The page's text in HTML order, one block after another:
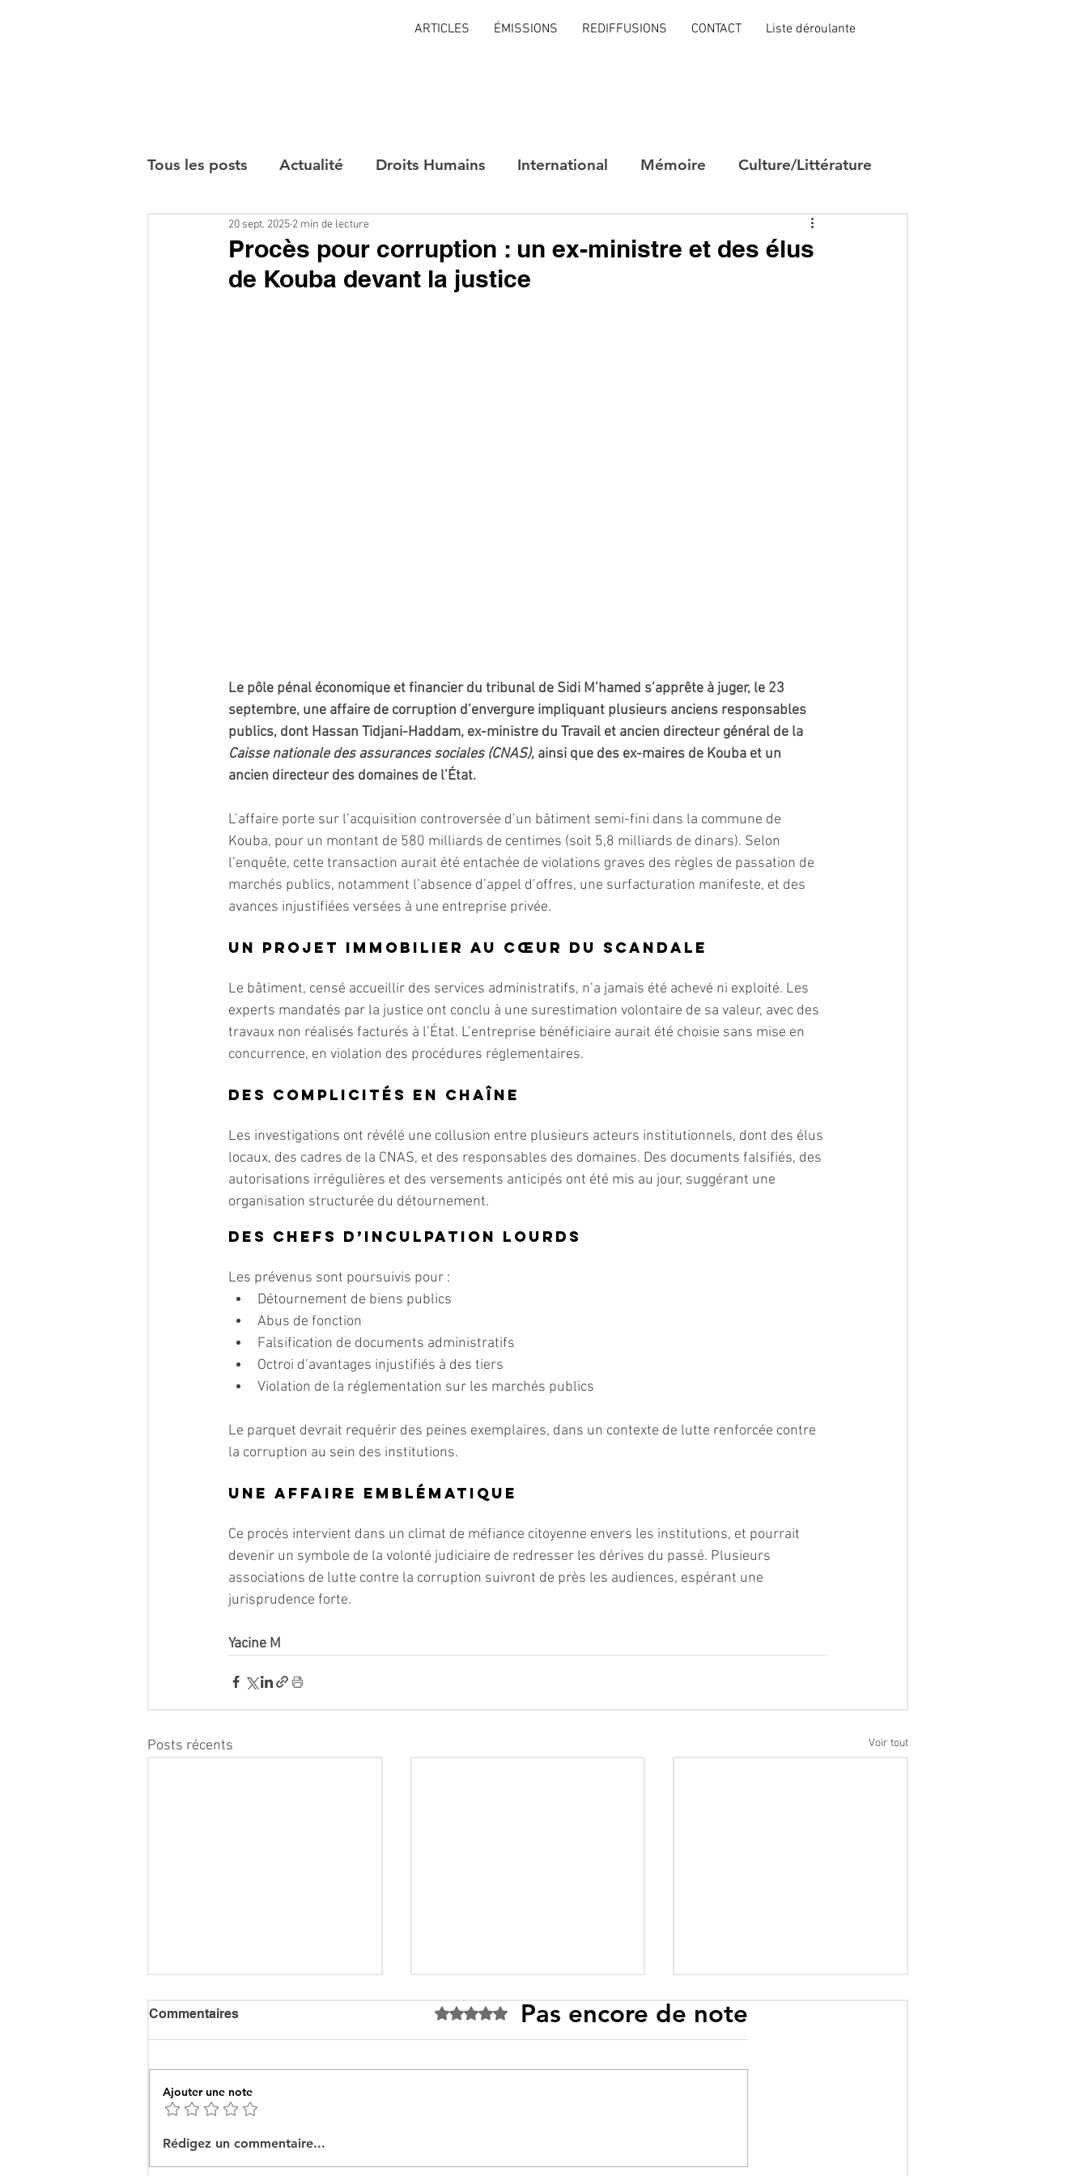
ARTICLES ÉMISSIONS REDIFFUSIONS CONTACT Liste déroulante
Tous les posts Actualité Droits Humains International Mémoire Culture/Littérature
Interviews
Procès pour corruption : un ex-ministre et des élus
de Kouba devant la justice
20 sept. 2025 2 min de lecture
Le pôle pénal économique et financier du tribunal de Sidi M’hamed s’apprête à juger, le 23
septembre, une affaire de corruption d’envergure impliquant plusieurs anciens responsables
publics, dont Hassan Tidjani-Haddam, ex-ministre du Travail et ancien directeur général de la
Caisse nationale des assurances sociales (CNAS), ainsi que des ex-maires de Kouba et un
ancien directeur des domaines de l’État.
L’affaire porte sur l’acquisition controversée d’un bâtiment semi-fini dans la commune de
Kouba, pour un montant de 580 milliards de centimes (soit 5,8 milliards de dinars). Selon
l’enquête, cette transaction aurait été entachée de violations graves des règles de passation de
marchés publics, notamment l’absence d’appel d’offres, une surfacturation manifeste, et des
avances injustifiées versées à une entreprise privée.
Un projet immobilier au cœur du scandale
Le bâtiment, censé accueillir des services administratifs, n’a jamais été achevé ni exploité. Les
experts mandatés par la justice ont conclu à une surestimation volontaire de sa valeur, avec des
travaux non réalisés facturés à l’État. L’entreprise bénéficiaire aurait été choisie sans mise en
concurrence, en violation des procédures réglementaires.
Des complicités en chaîne
Les investigations ont révélé une collusion entre plusieurs acteurs institutionnels, dont des élus
locaux, des cadres de la CNAS, et des responsables des domaines. Des documents falsifiés, des
autorisations irrégulières et des versements anticipés ont été mis au jour, suggérant une
organisation structurée du détournement.
Des chefs d’inculpation lourds
Les prévenus sont poursuivis pour :
Détournement de biens publics
Abus de fonction
Falsification de documents administratifs
Octroi d’avantages injustifiés à des tiers
Violation de la réglementation sur les marchés publics
Le parquet devrait requérir des peines exemplaires, dans un contexte de lutte renforcée contre
la corruption au sein des institutions.
Une affaire emblématique
Ce procès intervient dans un climat de méfiance citoyenne envers les institutions, et pourrait
devenir un symbole de la volonté judiciaire de redresser les dérives du passé. Plusieurs
associations de lutte contre la corruption suivront de près les audiences, espérant une
jurisprudence forte.
Yacine M
Posts récents Voir tout
bataille des récits pour
mieux cacher la misère
promesses différées,
l’idéologie prime sur le
Commentaires Noté 0 étoile sur 5.Pas encore de note
Ajouter une note
Rédigez un commentaire...